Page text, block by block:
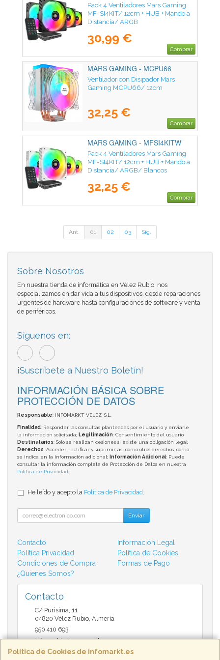
Pack 4 Ventiladores Mars Gaming
MF-SI4KIT/ 12cm + HUB + Mando a
Distancia/ ARGB
30,99 €
Comprar
MARS GAMING - MCPU66
Ventilador con Disipador Mars
Gaming MCPU66/ 12cm
32,25 €
Comprar
MARS GAMING - MFSI4KITW
Pack 4 Ventiladores Mars Gaming
MF-SI4KIT/ 12cm + HUB + Mando a
Distancia/ ARGB/ Blancos
32,25 €
Comprar
Ant. 01 02 03 Sig.
Política de Cookies de infomarkt.es
Sobre Nosotros
En nuestra tienda de informática en Vélez Rubio, nos
especializamos en dar vida a tus dispositivos. desde reparaciones
urgentes de hardware hasta configuraciones de software y venta
de periféricos.
Síguenos en:
¡Suscríbete a Nuestro Boletín!
INFORMACIÓN BÁSICA SOBRE
PROTECCIÓN DE DATOS
Responsable: INFOMARKT VELEZ, S.L.
Finalidad: Responder las consultas planteadas por el usuario y enviarle
la información solicitada; Legitimación: Consentimiento del usuario;
Destinatarios: Solo se realizan cesiones si existe una obligación legal;
Derechos: Acceder, rectificar y suprimir, así como otros derechos, como
se indica en la información adicional;
Información Adicional: Puede
consultar la información completa de Protección de Datos en nuestra
Política de Privacidad
He leído y acepto la Política de Privacidad
Enviar
Contacto
Información Legal
Política Privacidad
Política de Cookies
Condiciones de Compra
Formas de Pago
¿Quienes Somos?
Contacto
C/ Purisima, 11
04820 Vélez Rubio Almería
950 410 693
infomarktvelez@gmail.com